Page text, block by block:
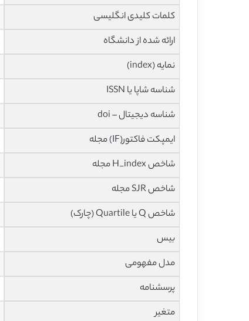
کلمات کلیدی انگلیسی
ارائه شده از دانشگاه
نمایه (index)
شناسه شاپا یا ISSN
شناسه دیجیتال – doi
ایمپکت فاکتور(IF) مجله
شاخص H_index مجله
شاخص SJR مجله
شاخص Q یا Quartile (چارک)
بیس
مدل مفهومی
پرسشنامه
متغیر